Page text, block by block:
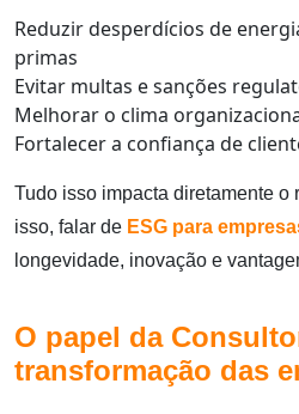
Reduzir desperdícios de
primas
Evitar multas e sanções
Melhorar o clima
Fortalecer a confiança de
Tudo isso impacta diretamente o
isso, falar de ESG para
longevidade, inovação e
O papel da
transformação das